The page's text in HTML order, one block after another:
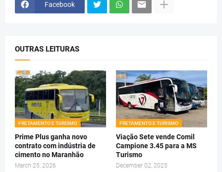
Facebook
OUTRAS LEITURAS
FRETAMENTO E TURISMO
Prime Plus ganha novo
contrato com indústria de
cimento no Maranhão
March 25, 2026
FRETAMENTO E TURISMO
Viação Sete vende Comil
Campione 3.45 para a MS
Turismo
December 02, 2025